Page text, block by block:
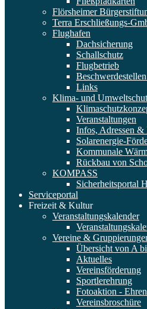
Flörsheimer
Terra Erschließungs-
Flughafen
Dachsicherung
Schallschutz
Flugbetrieb
Links
Klima- und
Veranstaltungen
Infos, Adressen
Solarenergie-
Kommunale
Rückbau von
KOMPASS
Sicherheitsportal
Serviceportal
Freizeit & Kultur
Veranstaltungskalender
Vereine &
Übersicht von A
Aktuelles
Vereinsförderung
Sportlerehrung
Fotoaktion -
Vereinsbroschüre